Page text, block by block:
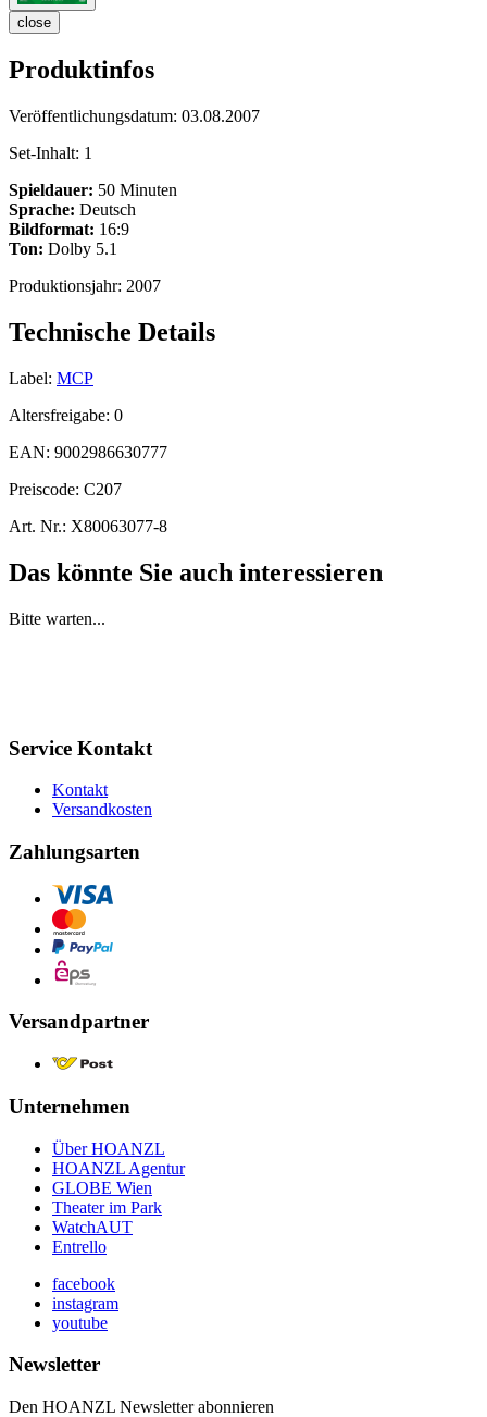
close
Produktinfos
Veröffentlichungsdatum: 03.08.2007
Set-Inhalt: 1
Spieldauer: 50 Minuten
Sprache: Deutsch
Bildformat: 16:9
Ton: Dolby 5.1
Produktionsjahr: 2007
Technische Details
Label: MCP
Altersfreigabe: 0
EAN: 9002986630777
Preiscode: C207
Art. Nr.: X80063077-8
Das könnte Sie auch interessieren
Bitte warten...
Service Kontakt
Kontakt
Versandkosten
Zahlungsarten
Versandpartner
Unternehmen
Über HOANZL
HOANZL Agentur
GLOBE Wien
Theater im Park
WatchAUT
Entrello
facebook
instagram
youtube
Newsletter
Den HOANZL Newsletter abonnieren